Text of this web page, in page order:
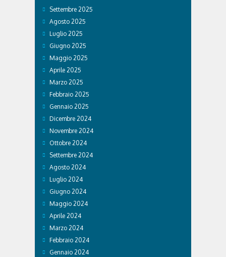
Settembre 2025
Agosto 2025
Luglio 2025
Giugno 2025
Maggio 2025
Aprile 2025
Marzo 2025
Febbraio 2025
Gennaio 2025
Dicembre 2024
Novembre 2024
Ottobre 2024
Settembre 2024
Agosto 2024
Luglio 2024
Giugno 2024
Maggio 2024
Aprile 2024
Marzo 2024
Febbraio 2024
Gennaio 2024